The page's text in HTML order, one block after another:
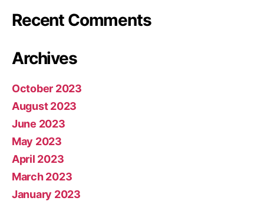
Recent Comments
Archives
October 2023
August 2023
June 2023
May 2023
April 2023
March 2023
January 2023